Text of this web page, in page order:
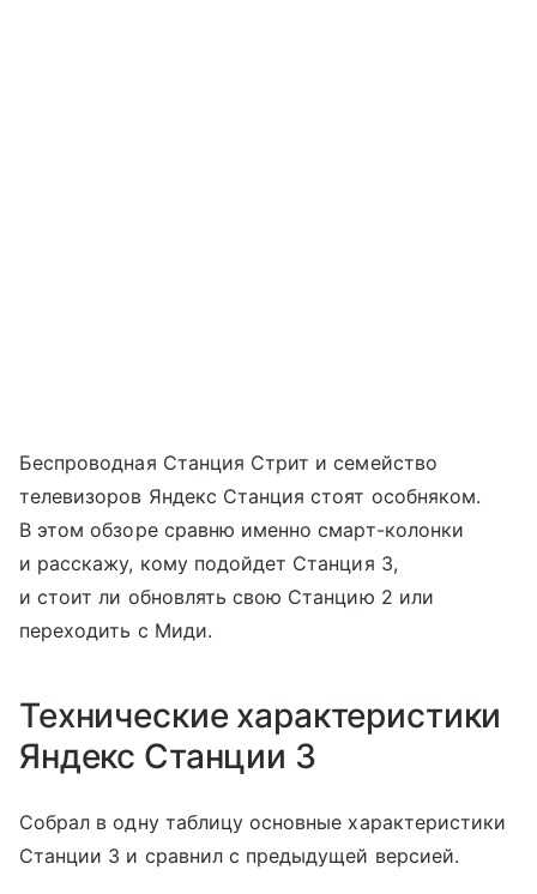
Беспроводная Станция Стрит и семейство
телевизоров Яндекс Станция стоят особняком.
В этом обзоре сравню именно смарт-колонки
и расскажу, кому подойдет Станция 3,
и стоит ли обновлять свою Станцию 2 или
переходить с Миди.
Технические характеристики
Яндекс Станции 3
Собрал в одну таблицу основные характеристики
Станции 3 и сравнил с предыдущей версией.